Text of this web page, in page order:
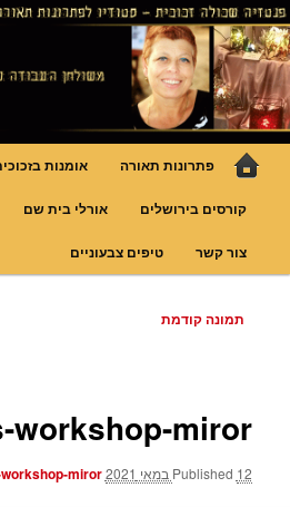
לדלג
לתוכן
פנטזיה – פתרונות
לויטראז
גופי תאורה אומנותיים בעבודת יד, ויטראזים
בויטראז ובפסיפס
תפריט
פתרונות תאורה אומנות
קורסים בירושלים אורלי בית שם
צור קשר טיפים צבעוניים
ניווט
תמונה קודמת
workshop-miror
Published 12 במאי 2021 at
miror